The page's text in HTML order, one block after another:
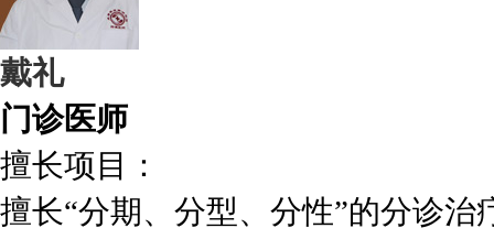
戴礼
门诊医师
擅长项目：
擅长“分期、分型、分性”的分诊治